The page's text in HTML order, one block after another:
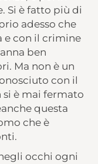
Si è fatto più di
adesso che
e con il crimine
ben
Ma non è un
con il
si è mai fermato
questa
che è
occhi ogni